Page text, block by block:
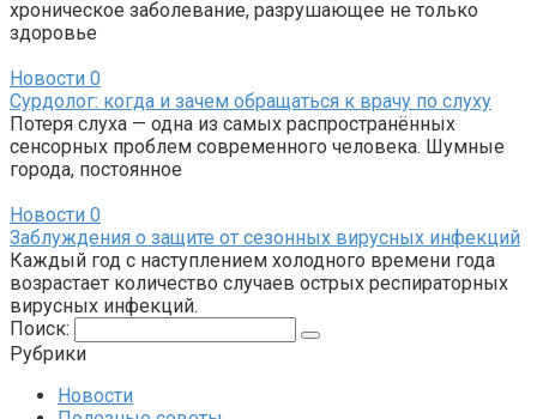
хроническое заболевание, разрушающее не только
здоровье
Новости 0
Сурдолог: когда и зачем обращаться к врачу по слуху
Потеря слуха — одна из самых распространённых
сенсорных проблем современного человека. Шумные
города, постоянное
Новости 0
Заблуждения о защите от сезонных вирусных инфекций
Каждый год с наступлением холодного времени года
возрастает количество случаев острых респираторных
вирусных инфекций.
Поиск:
Рубрики
Новости